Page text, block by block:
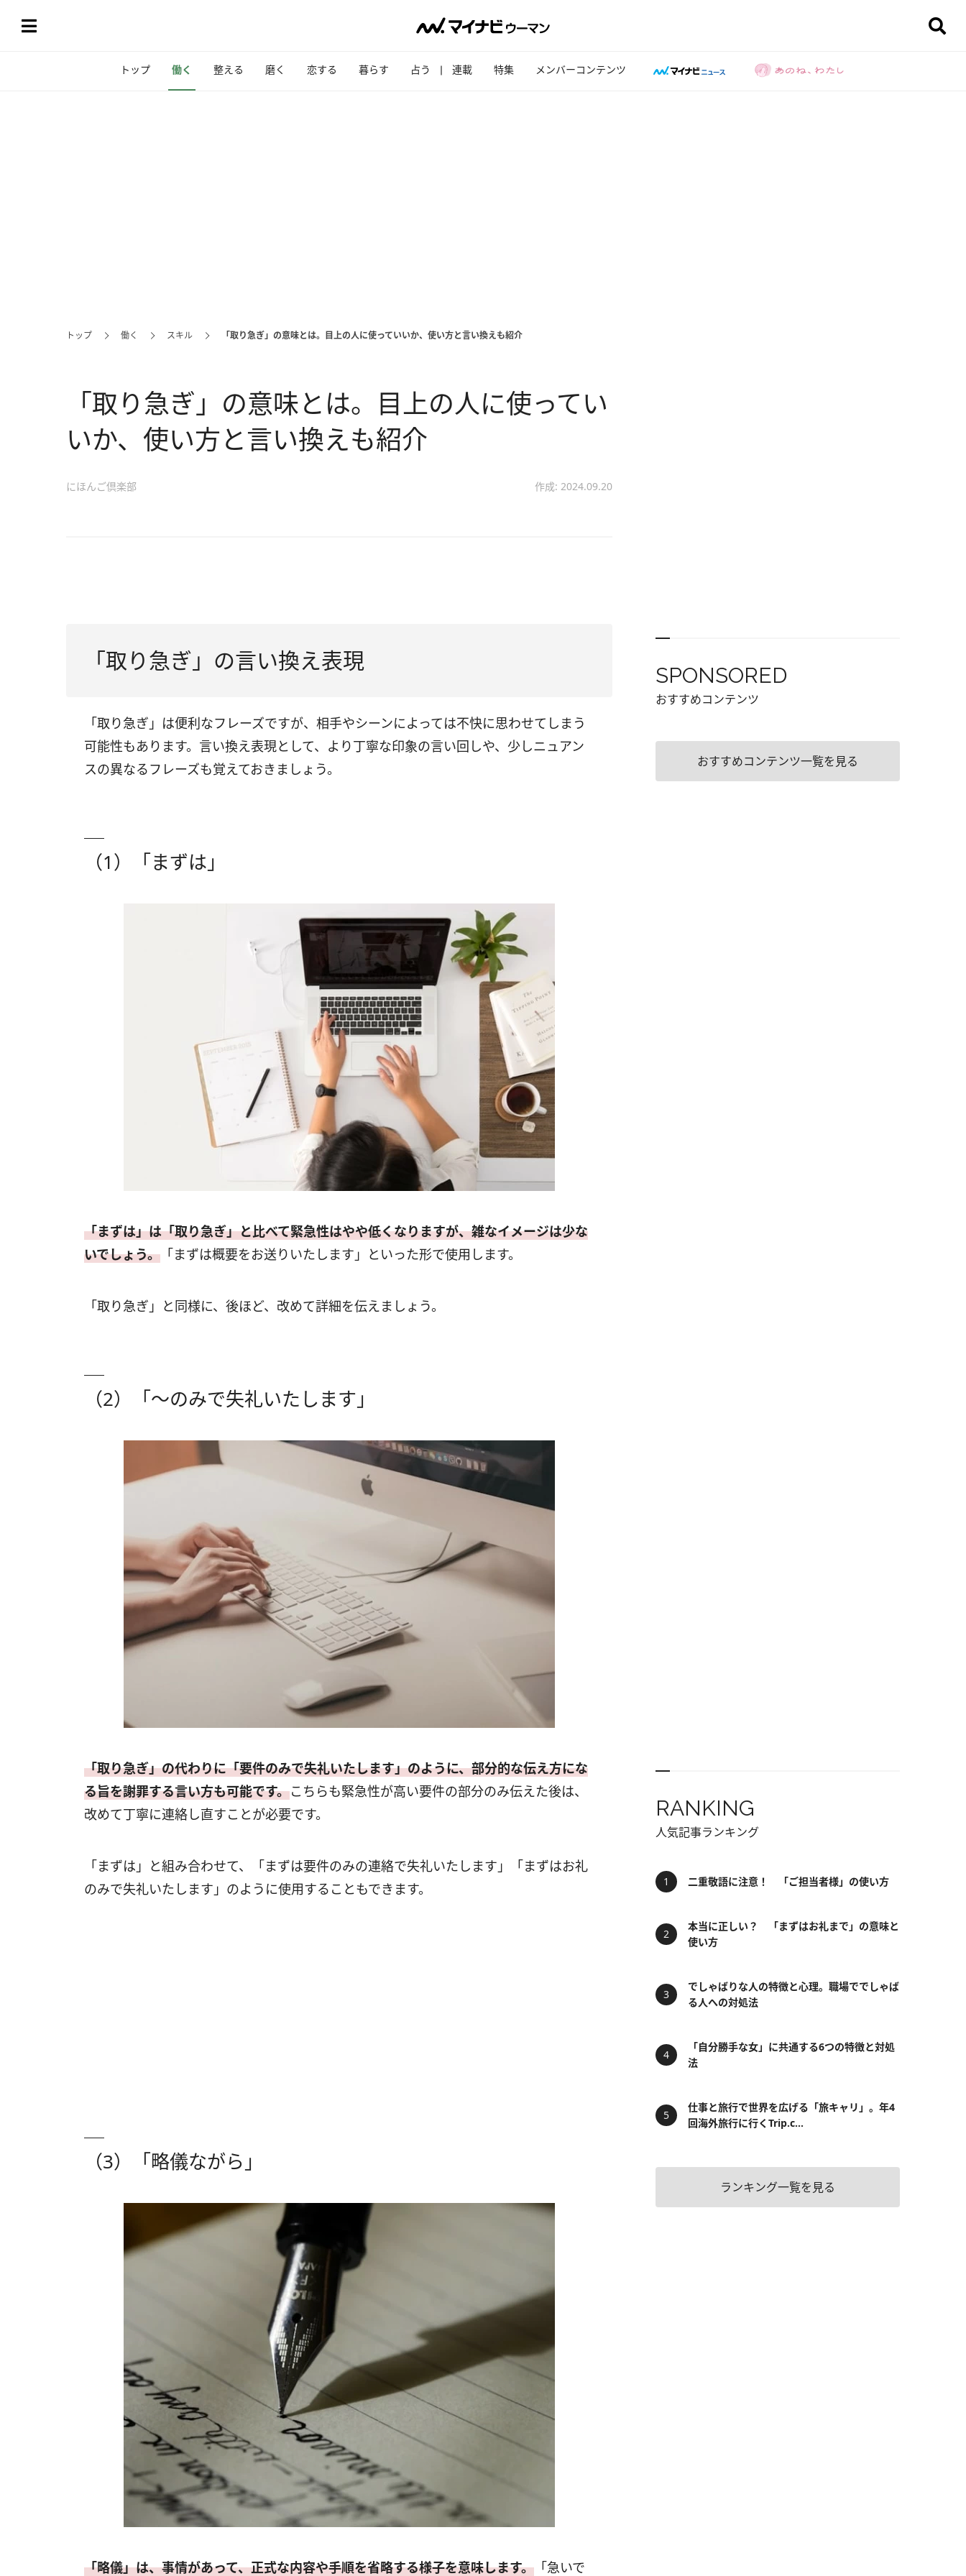
トップ 働く 整える 磨く 恋する 暮らす 占う 連載 特集 メンバーコンテンツ
トップ 働く スキル 「取り急ぎ」の意味とは。目上の人に使っていいか、使い方と言い換えも紹介
「取り急ぎ」の意味とは。目上の人に使ってい
いか、使い方と言い換えも紹介
にほんご倶楽部 作成: 2024.09.20
「取り急ぎ」の言い換え表現
「取り急ぎ」は便利なフレーズですが、相手やシーンによっては不快に思わせてしまう
可能性もあります。言い換え表現として、より丁寧な印象の言い回しや、少しニュアン
スの異なるフレーズも覚えておきましょう。
（1）「まずは」
「まずは」は「取り急ぎ」と比べて緊急性はやや低くなりますが、雑なイメージは少な
いでしょう。 「まずは概要をお送りいたします」といった形で使用します。
「取り急ぎ」と同様に、後ほど、改めて詳細を伝えましょう。
（2）「～のみで失礼いたします」
「取り急ぎ」の代わりに「要件のみで失礼いたします」のように、部分的な伝え方にな
る旨を謝罪する言い方も可能です。こちらも緊急性が高い要件の部分のみ伝えた後は、
改めて丁寧に連絡し直すことが必要です。
「まずは」と組み合わせて、「まずは要件のみの連絡で失礼いたします」「まずはお礼
のみで失礼いたします」のように使用することもできます。
（3）「略儀ながら」
「略儀」は、事情があって、正式な内容や手順を省略する様子を意味します。 「急いで
SPONSORED
おすすめコンテンツ
おすすめコンテンツ一覧を見る
RANKING
人気記事ランキング
二重敬語に注意！ 「ご担当者様」の使い方
本当に正しい？ 「まずはお礼まで」の意味と
使い方
でしゃばりな人の特徴と心理。職場ででしゃば
る人への対処法
「自分勝手な女」に共通する6つの特徴と対処
法
仕事と旅行で世界を広げる「旅キャリ」。年4
回海外旅行に行くTrip.c...
ランキング一覧を見る